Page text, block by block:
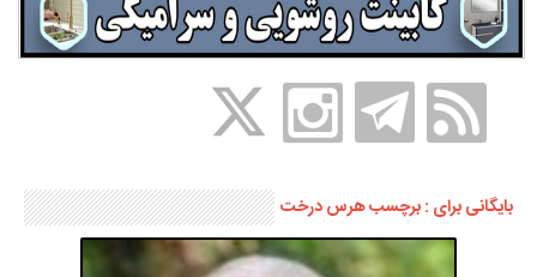
بایگانی برای : برچسب هرس درخت